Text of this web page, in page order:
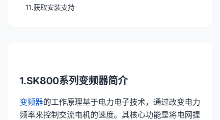
11.获取安装支持
1.SK800系列变频器简介
变频器的工作原理基于电力电子技术，通过改变电力
频率来控制交流电机的速度。其核心功能是将电网提